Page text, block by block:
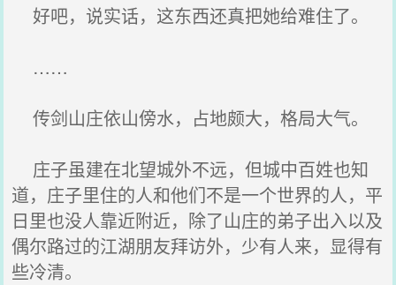
好吧，说实话，这东西还真把她给难住了。
……
传剑山庄依山傍水，占地颇大，格局大气。
庄子虽建在北望城外不远，但城中百姓也知
道，庄子里住的人和他们不是一个世界的人，平
日里也没人靠近附近，除了山庄的弟子出入以及
偶尔路过的江湖朋友拜访外，少有人来，显得有
些冷清。